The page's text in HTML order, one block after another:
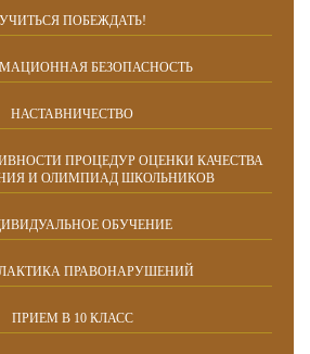
УЧИТЬСЯ ПОБЕЖДАТЬ!
БЕЗОПАСНОСТЬ
НАСТАВНИЧЕСТВО
ПРОЦЕДУР ОЦЕНКИ КАЧЕСТВА
И ОЛИМПИАД ШКОЛЬНИКОВ
ОБУЧЕНИЕ
ПРАВОНАРУШЕНИЙ
ПРИЕМ В 10 КЛАСС